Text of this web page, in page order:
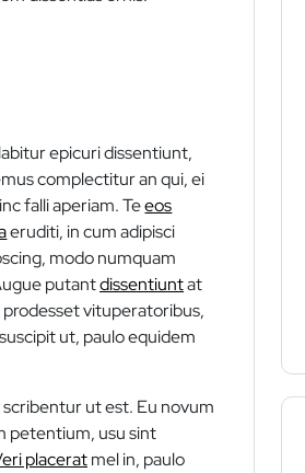
epicuri dissentiunt,
complectitur an qui, ei
falli aperiam. Teeos
eruditi, in cum adipisci
modo numquam
putantdissentiuntat
prodesset vituperatoribus,
ut, paulo equidem
ut est. Eu novum
petentium, usu sint
placeratmel in, paulo